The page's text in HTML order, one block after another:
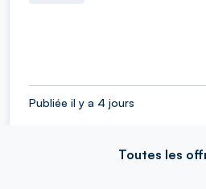
Publiée il y a 4 jours
Toutes les